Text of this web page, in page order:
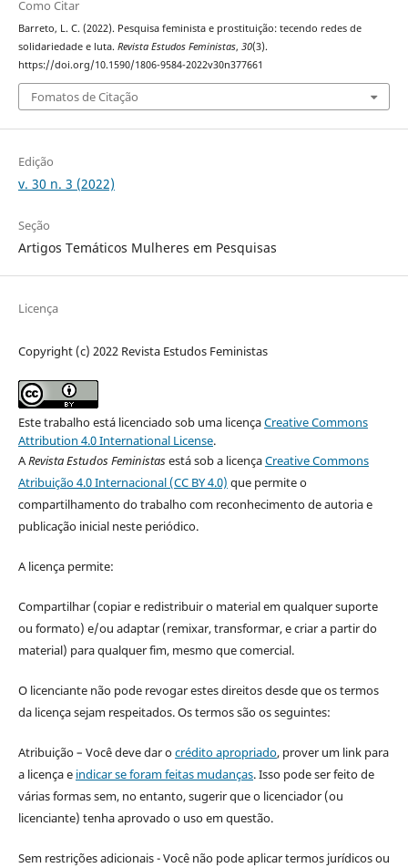
Como Citar
Barreto, L. C. (2022). Pesquisa feminista e prostituição: tecendo redes de
solidariedade e luta. Revista Estudos Feministas, 30(3).
https://doi.org/10.1590/1806-9584-2022v30n377661
Fomatos de Citação
Edição
v. 30 n. 3 (2022)
Seção
Artigos Temáticos Mulheres em Pesquisas
Licença
Copyright (c) 2022 Revista Estudos Feministas
Este trabalho está licenciado sob uma licençaCreative Commons
Attribution 4.0 International License.
ARevista Estudos Feministasestá sob a licençaCreative Commons
Atribuição 4.0 Internacional (CC BY 4.0) que permite o
compartilhamento do trabalho com reconhecimento de autoria e
publicação inicial neste periódico.
A licença permite:
Compartilhar (copiar e redistribuir o material em qualquer suporte
ou formato) e/ou adaptar (remixar, transformar, e criar a partir do
material) para qualquer fim, mesmo que comercial.
O licenciante não pode revogar estes direitos desde que os termos
da licença sejam respeitados. Os termos são os seguintes:
Atribuição – Você deve dar ocrédito apropriado, prover um link para
a licença e indicar se foram feitas mudanças. Isso pode ser feito de
várias formas sem, no entanto, sugerir que o licenciador (ou
licenciante) tenha aprovado o uso em questão.
Sem restrições adicionais - Você não pode aplicar termos jurídicos ou